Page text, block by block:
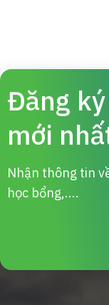
Đăng
mới
Nhận thông tin
học bổng,....